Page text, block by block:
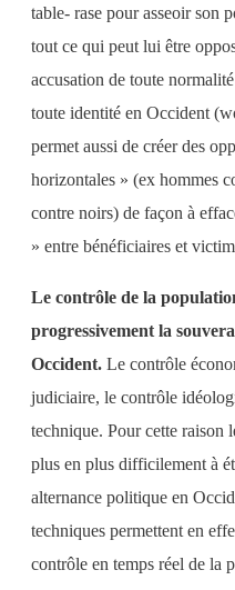
table- rase pour asseoir son
tout ce qui peut lui être
accusation de toute
toute identité en Occident
permet aussi de créer des
horizontales » (ex hommes
contre noirs) de façon à
» entre bénéficiaires et
Le contrôle de la
progressivement la
Occident. Le contrôle
judiciaire, le contrôle
technique. Pour cette raison
plus en plus difficilement à
alternance politique en
techniques permettent en
contrôle en temps réel de la